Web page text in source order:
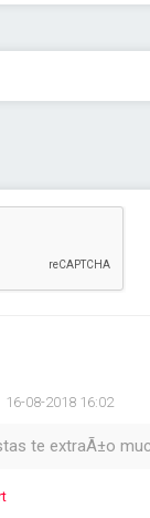
16-08-2018 16:02
te extraÃ±o